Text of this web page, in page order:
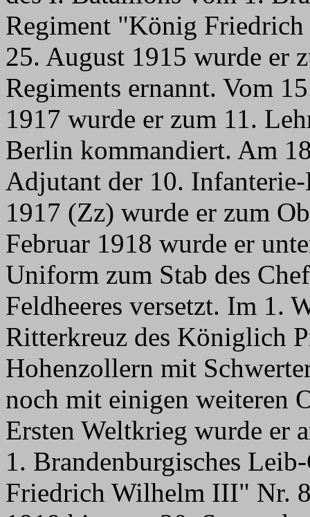
Regiment "König
25. August 1915 wurde er
Regiments ernannt. Vom
1917 wurde er zum 11.
Berlin kommandiert. Am
Adjutant der 10.
1917 (Zz) wurde er zum
Februar 1918 wurde er
Uniform zum Stab des
Feldheeres versetzt. Im 1.
Ritterkreuz des Königlich
Hohenzollern mit
noch mit einigen weiteren
Ersten Weltkrieg wurde er
1. Brandenburgisches
Friedrich Wilhelm III" Nr.